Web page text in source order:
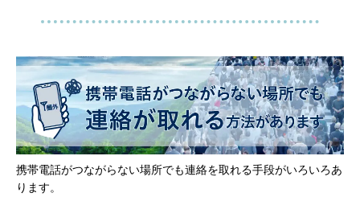
携帯電話がつながらない場所でも連絡を取れる手段がいろいろあ
ります。